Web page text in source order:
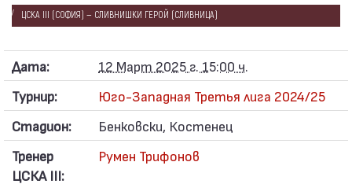
ЦСКА III (СОФИЯ) — СЛИВНИШКИ ГЕРОЙ (СЛИВНИЦА)
Дата:
12 Март 2025 г. 15:00 ч.
Турнир:
Юго-Западная Третья лига 2024/25
Стадион:
Бенковски, Костенец
Тренер
ЦСКА III:
Румен Трифонов